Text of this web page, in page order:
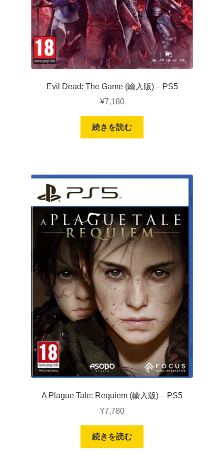
Evil Dead: The Game (輸入版) – PS5
¥7,180
続きを読む
A Plague Tale: Requiem (輸入版) – PS5
¥7,780
続きを読む